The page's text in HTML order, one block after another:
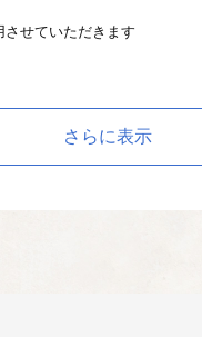
せていただきます
さらに表示